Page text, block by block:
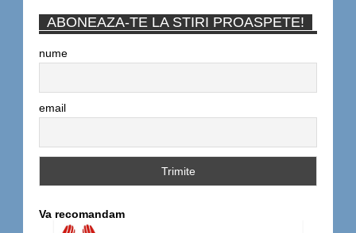
ABONEAZA-TE LA STIRI PROASPETE!
nume
email
Va recomandam